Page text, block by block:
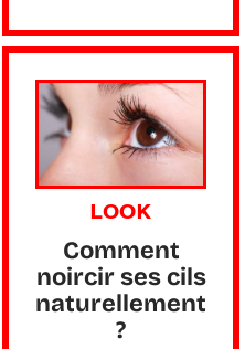
LOOK
Comment
noircir ses cils
naturellement
?